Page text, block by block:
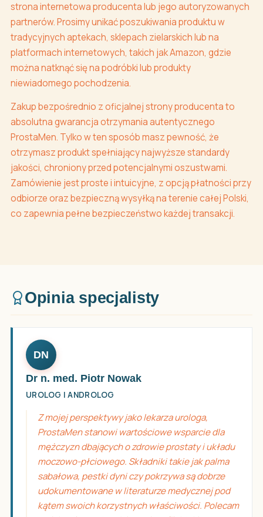
strona internetowa producenta lub jego autoryzowanych
partnerów. Prosimy unikać poszukiwania produktu w
tradycyjnych aptekach, sklepach zielarskich lub na
platformach internetowych, takich jak Amazon, gdzie
można natknąć się na podróbki lub produkty
niewiadomego pochodzenia.
Zakup bezpośrednio z oficjalnej strony producenta to
absolutna gwarancja otrzymania autentycznego
ProstaMen. Tylko w ten sposób masz pewność, że
otrzymasz produkt spełniający najwyższe standardy
jakości, chroniony przed potencjalnymi oszustwami.
Zamówienie jest proste i intuicyjne, z opcją płatności przy
odbiorze oraz bezpieczną wysyłką na terenie całej Polski,
co zapewnia pełne bezpieczeństwo każdej transakcji.
Opinia specjalisty
DN
Dr n. med. Piotr Nowak
UROLOG I ANDROLOG
Z mojej perspektywy jako lekarza urologa,
ProstaMen stanowi wartościowe wsparcie dla
mężczyzn dbających o zdrowie prostaty i układu
moczowo-płciowego. Składniki takie jak palma
sabałowa, pestki dyni czy pokrzywa są dobrze
udokumentowane w literaturze medycznej pod
kątem swoich korzystnych właściwości. Polecam